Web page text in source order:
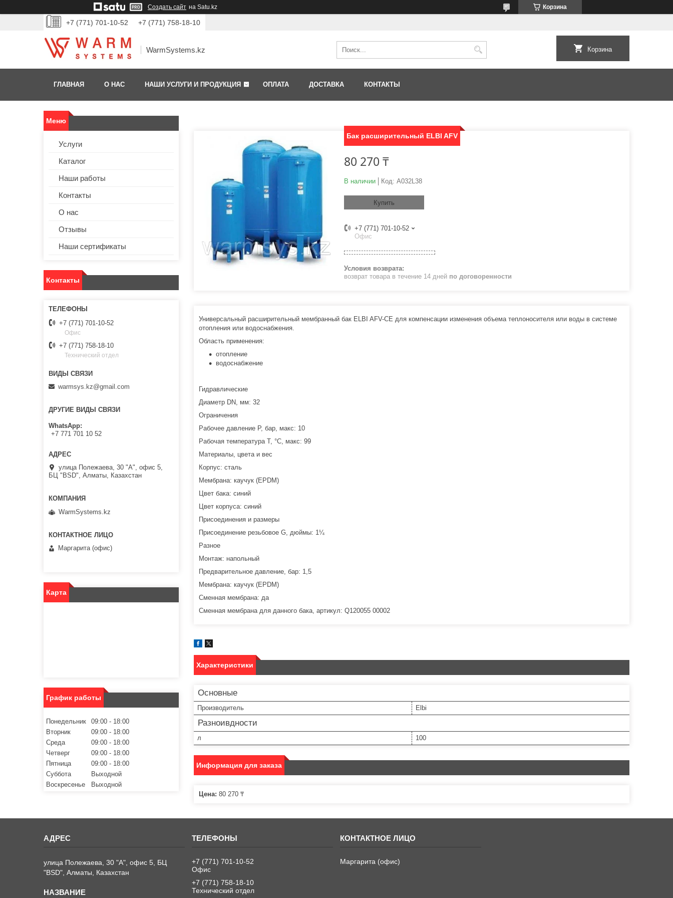
Создать сайт на Satu.kz Корзина
+7 (771) 701-10-52 +7 (771) 758-18-10
WarmSystems.kz Корзина
ГЛАВНАЯ О НАС НАШИ УСЛУГИ И ПРОДУКЦИЯ ОПЛАТА ДОСТАВКА КОНТАКТЫ
Бак расширительный ELBI AFV
80 270 ₸
В наличии Код: A032L38
Купить
+7 (771) 701-10-52
Офис
возврат товара в течение 14 дней по договоренности
Универсальный расширительный мембранный бак ELBI AFV-CE для компенсации изменения объема теплоносителя или воды в системе
отопления или водоснабжения.
Область применения:
отопление
водоснабжение
Гидравлические
Диаметр DN, мм: 32
Ограничения
Рабочее давление P, бар, макс: 10
Рабочая температура T, °C, макс: 99
Материалы, цвета и вес
Корпус: сталь
Мембрана: каучук (EPDM)
Цвет бака: синий
Цвет корпуса: синий
Присоединения и размеры
Присоединение резьбовое G, дюймы: 1¼
Разное
Монтаж: напольный
Предварительное давление, бар: 1,5
Мембрана: каучук (EPDM)
Сменная мембрана: да
Сменная мембрана для данного бака, артикул: Q120055 00002
Характеристики
Основные
Производитель Elbi
Разноивдности
л 100
Информация для заказа
Цена: 80 270 ₸
Услуги
Каталог
Наши работы
Контакты
О нас
Отзывы
Наши сертификаты
Контакты
+7 (771) 701-10-52
Офис
+7 (771) 758-18-10
Технический отдел
warmsys.kz@gmail.com
ДРУГИЕ ВИДЫ СВЯЗИ
WhatsApp
+7 771 701 10 52
улица Полежаева, 30 "А", офис 5,
БЦ "BSD", Алматы, Казахстан
WarmSystems.kz
Маргарита (офис)
Карта
График работы
Понедельник 09:00
18:00
Вторник
09:00
18:00
Среда
09:00
18:00
Четверг
09:00
18:00
Пятница
09:00
18:00
Суббота
Выходной
Воскресенье
Выходной
улица Полежаева, 30 "А", офис 5, БЦ
"BSD", Алматы, Казахстан
+7 (771) 701-10-52
Офис
+7 (771) 758-18-10
Технический отдел
Маргарита (офис)